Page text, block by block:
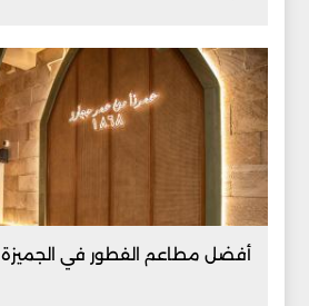
أفضل مطاعم الفطور في الجميزة